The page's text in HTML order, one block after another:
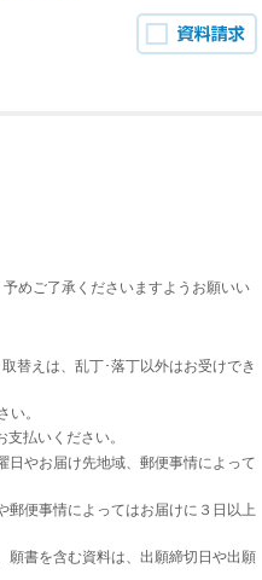
めご了承くださいますようお願いい
替えは、乱丁･落丁以外はお受けでき
。
払いください。
日やお届け先地域、郵便事情によって
郵便事情によってはお届けに３日以上
願書を含む資料は、出願締切日や出願